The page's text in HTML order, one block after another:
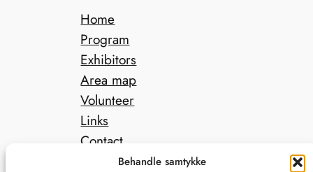
Behandle samtykke
Home
Program
Exhibitors
Area map
Volunteer
Links
Contact
Donate